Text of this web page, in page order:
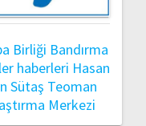
Birliği Bandırma
haberleri Hasan
Sütaş Teoman
Merkezi